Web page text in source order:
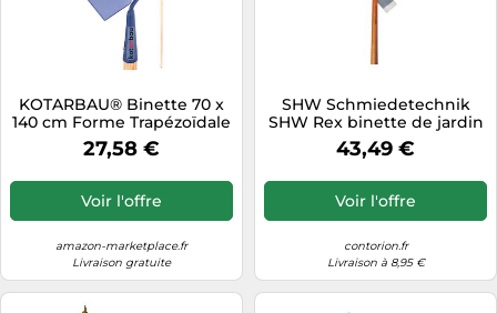
KOTARBAU® Binette 70 x
140 cm Forme Trapézoïdale
Houe avec Manche en Bois
130 cm Accessoire de
Accessoires de Plantation
27,58 €
Voir l'offre
amazon-marketplace.fr
Livraison gratuite
SHW Schmiedetechnik
SHW Rex binette de jardin
avec manche Quantité:1
43,49 €
Voir l'offre
contorion.fr
Livraison à 8,95 €